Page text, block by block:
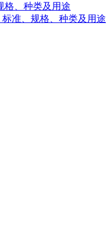
格、种类及用途
准、规格、种类及用途